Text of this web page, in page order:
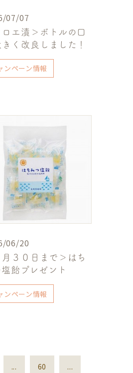
07/07
ロエ漬＞ボトルの口
きく改良しました！
ンペーン情報
06/20
月３０日まで＞はち
塩飴プレゼント
ンペーン情報
... 60 ...